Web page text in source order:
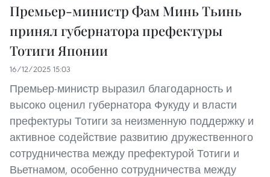
Премьер-министр Фам Минь Тьинь
принял губернатора префектуры
Тотиги Японии
16/12/2025 15:03
Премьер-министр выразил благодарность и
высоко оценил губернатора Фукуду и власти
префектуры Тотиги за неизменную поддержку и
активное содействие развитию дружественного
сотрудничества между префектурой Тотиги и
Вьетнамом, особенно сотрудничества между